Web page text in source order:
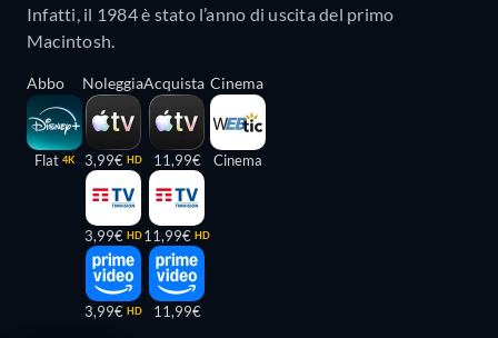
Infatti, il 1984 è stato l’anno di uscita del primo
Macintosh.
Abbo
Flat 4K
Noleggia
3,99€ HD
3,99€ HD
3,99€ HD
Acquista
11,99€
11,99€ HD
11,99€
Cinema
Cinema